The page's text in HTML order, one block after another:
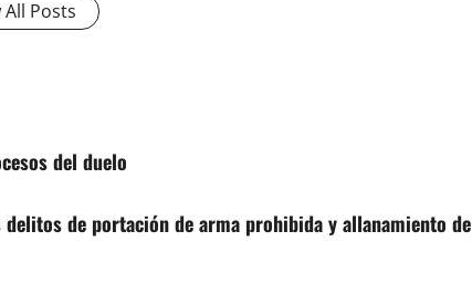
All Posts
del duelo
de portación de arma prohibida y allanamiento de